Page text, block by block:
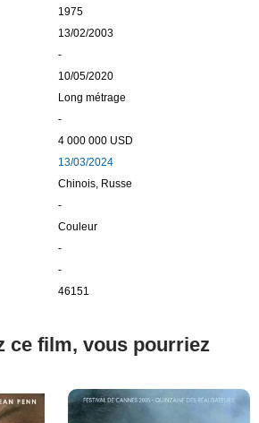
1975
13/02/2003
-
10/05/2020
Long métrage
-
4 000 000 USD
13/03/2024
Chinois, Russe
-
Couleur
-
-
46151
ce film, vous pourriez